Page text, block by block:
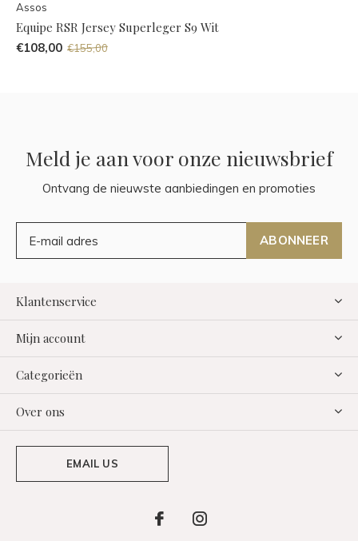
Assos
Equipe RSR Jersey Superleger S9 Wit
€108,00 €155,00
Meld je aan voor onze nieuwsbrief
Ontvang de nieuwste aanbiedingen en promoties
ABONNEER
Klantenservice
Mijn account
Categorieën
Over ons
EMAIL US